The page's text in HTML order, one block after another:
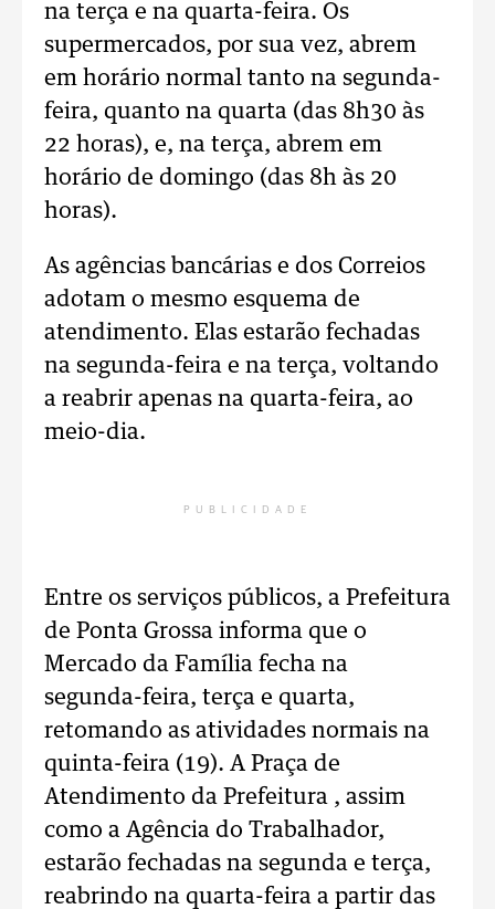
na terça e na quarta-feira. Os
supermercados, por sua vez, abrem
em horário normal tanto na segunda-
feira, quanto na quarta (das 8h30 às
22 horas), e, na terça, abrem em
horário de domingo (das 8h às 20
horas).
As agências bancárias e dos Correios
adotam o mesmo esquema de
atendimento. Elas estarão fechadas
na segunda-feira e na terça, voltando
a reabrir apenas na quarta-feira, ao
meio-dia.
PUBLICIDADE
Entre os serviços públicos, a Prefeitura
de Ponta Grossa informa que o
Mercado da Família fecha na
segunda-feira, terça e quarta,
retomando as atividades normais na
quinta-feira (19). A Praça de
Atendimento da Prefeitura , assim
como a Agência do Trabalhador,
estarão fechadas na segunda e terça,
reabrindo na quarta-feira a partir das